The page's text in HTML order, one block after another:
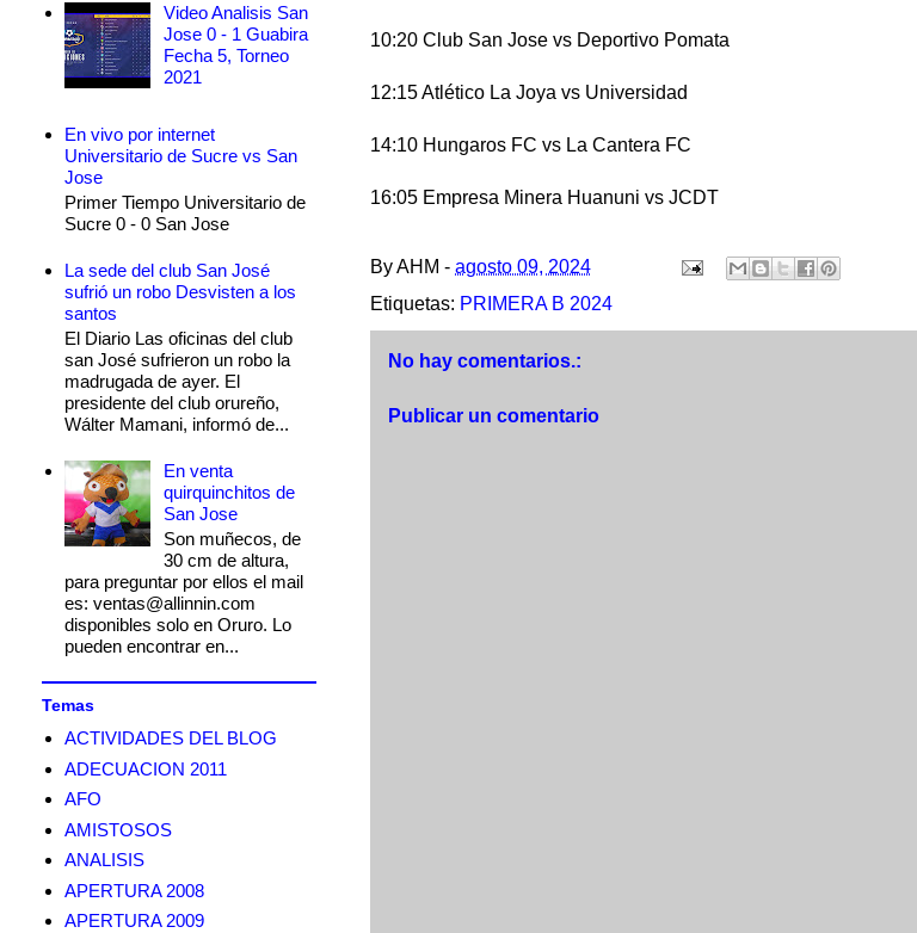
10:20 Club San Jose vs Deportivo Pomata
12:15 Atlético La Joya vs Universidad
14:10 Hungaros FC vs La Cantera FC
16:05 Empresa Minera Huanuni vs JCDT
ByAHM - agosto 09, 2024
Etiquetas: PRIMERA B 2024
No hay comentarios.:
Publicar un comentario
Video Analisis San
Jose 0 - 1 Guabira
Fecha 5, Torneo
2021
En vivo por internet
Universitario de Sucre vs San
Jose
Primer Tiempo Universitario de
Sucre 0 - 0 San Jose
La sede del club San José
sufrió un robo Desvisten a los
santos
El Diario Las oficinas del club
san José sufrieron un robo la
madrugada de ayer. El
presidente del club orureño,
Wálter Mamani, informó de...
En venta
quirquinchitos de
San Jose
Son muñecos, de
30 cm de altura,
para preguntar por ellos el mail
es: ventas@allinnin.com
disponibles solo en Oruro. Lo
pueden encontrar en...
Temas
ACTIVIDADES DEL BLOG
ADECUACION 2011
AFO
AMISTOSOS
ANALISIS
APERTURA 2008
APERTURA 2009